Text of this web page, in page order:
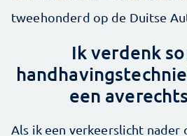
tweehonderd op de Duitse
Ik verdenk
een
Als ik een verkeerslicht nader